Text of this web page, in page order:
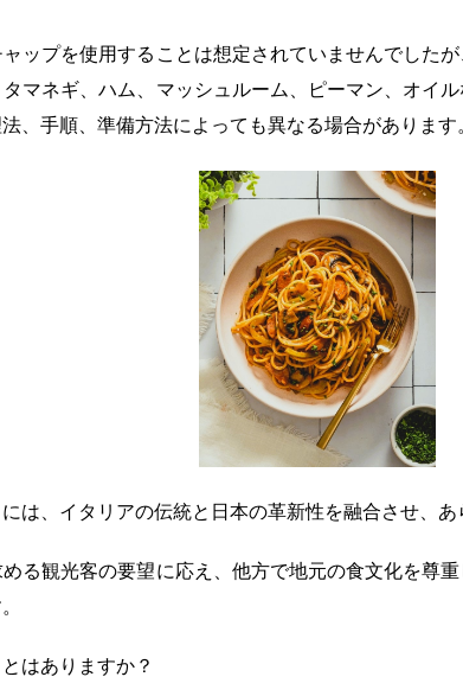
ップを使用することは想定されていませんでした
マネギ、ハム、マッシュルーム、ピーマン、オイ
、手順、準備方法によっても異なる場合があります
は、イタリアの伝統と日本の革新性を融合させ、
る観光客の要望に応え、他方で地元の食文化を尊
はありますか？